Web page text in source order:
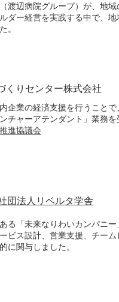
渡辺病院グループ）が、地域
ダー経営を実践する中で、地
。
くりセンター株式会社
企業の経済支援を行うことで
チャーアテンダント」業務を
進協議会
団法人リベルタ学舎
る「未来なりわいカンパニー
ビス設計、営業支援、チーム
に関与しました。